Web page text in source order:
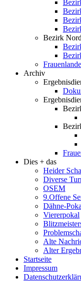
Bezirk
Archiv
Dies + das
Heider
Diverse
OSEM
9.Offene
Dähne-
Viererpokal
Alte
Alter
Startseite
Impressum